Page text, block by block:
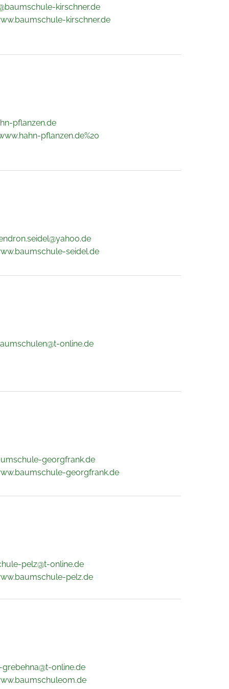
kirschner.de
kirschner.de
pflanzen.de
pflanzen.de%20
seidel.de
online.de
georgfrank.de
georgfrank.de
pelz@t-online.de
pelz.de
online.de